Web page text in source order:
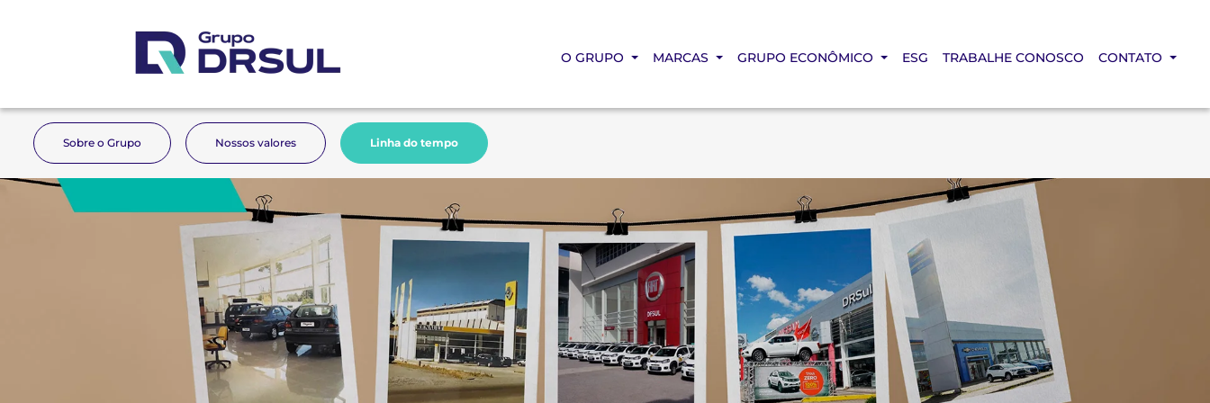
O GRUPO MARCAS GRUPO ECONÔMICO ESG TRABALHE CONOSCO CONTATO
Sobre o Grupo Nossos valores Linha do tempo